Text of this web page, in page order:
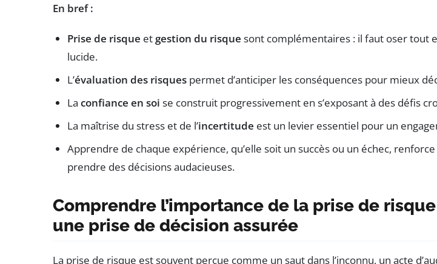
En bref :
Prise de risque et gestion du risque sont complémentaires : il faut oser tout
lucide.
L’évaluation des risques permet d’anticiper les conséquences pour mieux
La confiance en soi se construit progressivement en s’exposant à des défis
La maîtrise du stress et de l’incertitude est un levier essentiel pour un
Apprendre de chaque expérience, qu’elle soit un succès ou un échec, renforce
prendre des décisions audacieuses.
Comprendre l’importance de la prise de
une prise de décision assurée
La prise de risque est souvent perçue comme un saut dans l’inconnu, un acte